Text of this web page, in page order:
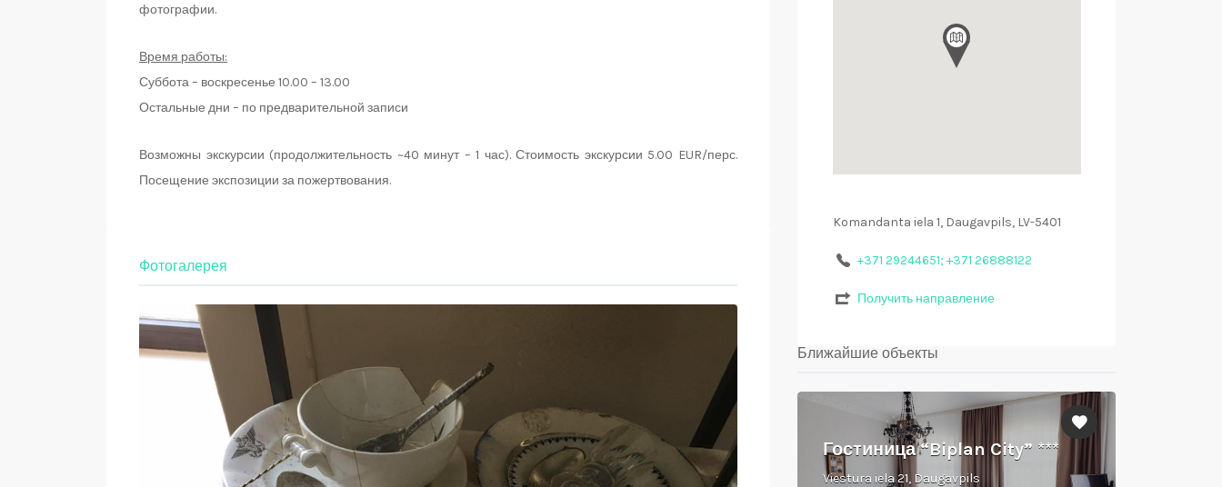
фотографии.
Время работы:
Суббота – воскресенье 10.00 – 13.00
Остальные дни – по предварительной записи
Возможны экскурсии (продолжительность ~40 минут – 1 час). Стоимость экскурсии 5.00 EUR/перс.
Посещение экспозиции за пожертвования.
Фотогалерея
Komandanta iela 1, Daugavpils, LV-5401
+371 29244651; +371 26888122
Получить направление
Ближайшие объекты
Гостиница “Biplan City” ***
Viestura iela 21, Daugavpils